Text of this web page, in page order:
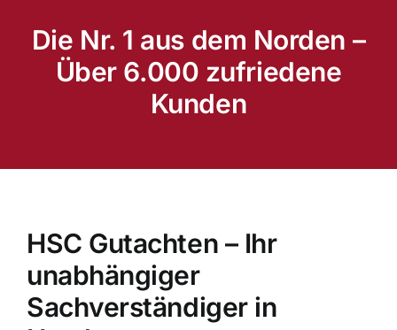
Die Nr. 1 aus dem Norden –
Über 6.000 zufriedene
Kunden
HSC Gutachten – Ihr
unabhängiger
Sachverständiger in